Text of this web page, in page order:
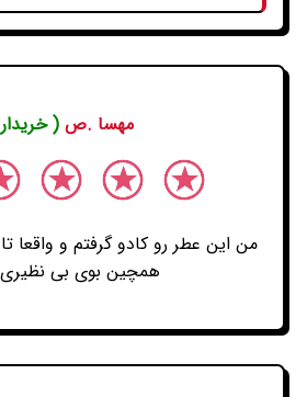
مهسا .ص (
من این عطر رو کادو گرفتم و واقعا
همچین بوی بی نظیری